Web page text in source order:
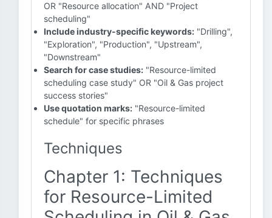
OR "Resource allocation" AND "Project
scheduling"
Include industry-specific keywords: "Drilling",
"Exploration", "Production", "Upstream",
"Downstream"
Search for case studies: "Resource-limited
scheduling case study" OR "Oil & Gas project
success stories"
Use quotation marks: "Resource-limited
schedule" for specific phrases
Techniques
Chapter 1: Techniques
for Resource-Limited